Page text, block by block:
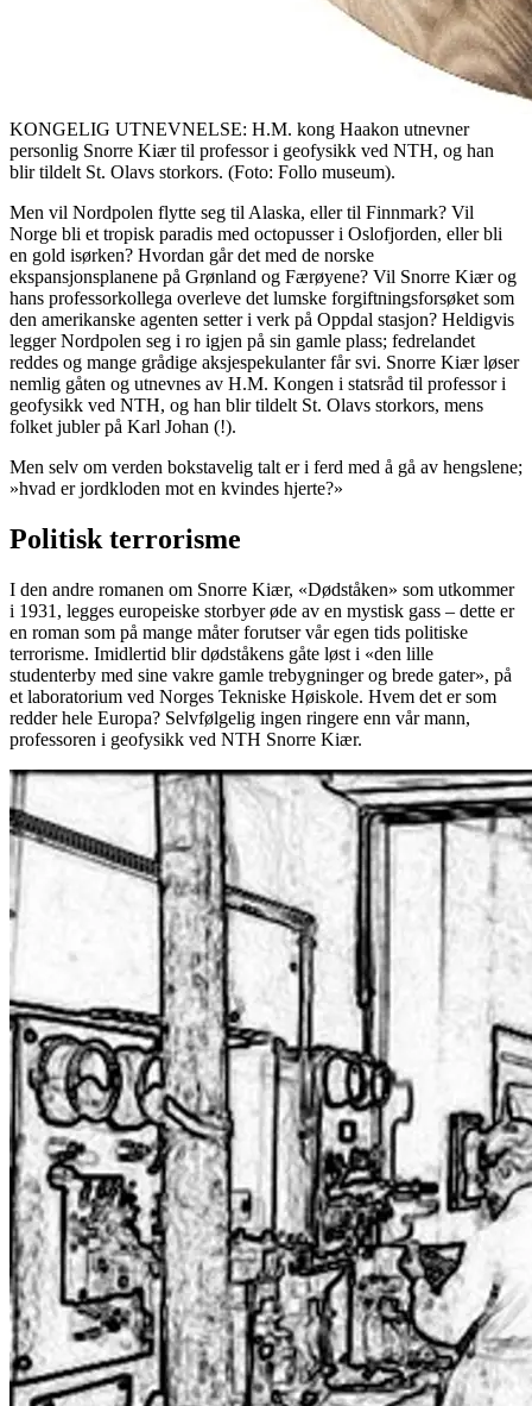
KONGELIG UTNEVNELSE: H.M. kong Haakon utnevner
personlig Snorre Kiær til professor i geofysikk ved NTH, og han
blir tildelt St. Olavs storkors. (Foto: Follo museum).
Men vil Nordpolen flytte seg til Alaska, eller til Finnmark? Vil
Norge bli et tropisk paradis med octopusser i Oslofjorden, eller bli
en gold isørken? Hvordan går det med de norske
ekspansjonsplanene på Grønland og Færøyene? Vil Snorre Kiær og
hans professorkollega overleve det lumske forgiftningsforsøket som
den amerikanske agenten setter i verk på Oppdal stasjon? Heldigvis
legger Nordpolen seg i ro igjen på sin gamle plass; fedrelandet
reddes og mange grådige aksjespekulanter får svi. Snorre Kiær løser
nemlig gåten og utnevnes av H.M. Kongen i statsråd til professor i
geofysikk ved NTH, og han blir tildelt St. Olavs storkors, mens
folket jubler på Karl Johan (!).
Men selv om verden bokstavelig talt er i ferd med å gå av hengslene;
»hvad er jordkloden mot en kvindes hjerte?»
Politisk terrorisme
I den andre romanen om Snorre Kiær, «Dødståken» som utkommer
i 1931, legges europeiske storbyer øde av en mystisk gass – dette er
en roman som på mange måter forutser vår egen tids politiske
terrorisme. Imidlertid blir dødståkens gåte løst i «den lille
studenterby med sine vakre gamle trebygninger og brede gater», på
et laboratorium ved Norges Tekniske Høiskole. Hvem det er som
redder hele Europa? Selvfølgelig ingen ringere enn vår mann,
professoren i geofysikk ved NTH Snorre Kiær.